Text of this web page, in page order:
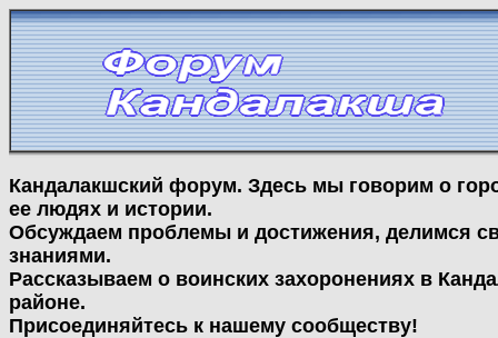
Кандалакшский форум. Здесь мы говорим о
ее людях и истории.
Обсуждаем проблемы и достижения, делимся
знаниями.
Рассказываем о воинских захоронениях в
районе.
Присоединяйтесь к нашему сообществу!